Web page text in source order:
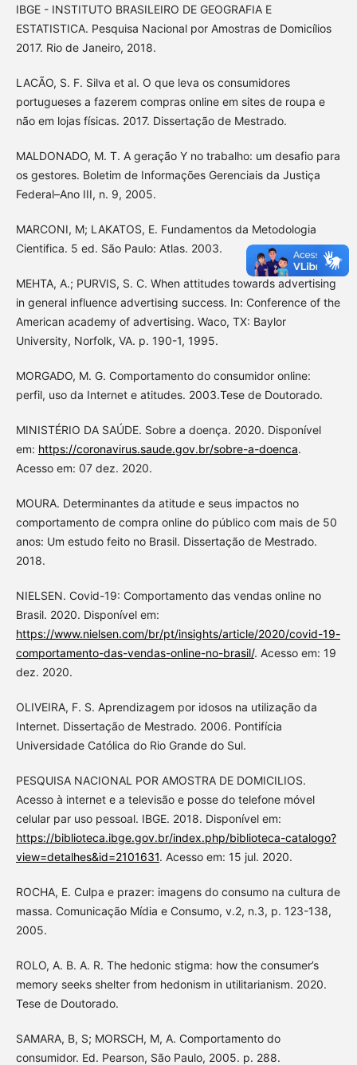
IBGE - INSTITUTO BRASILEIRO DE GEOGRAFIA E
ESTATISTICA. Pesquisa Nacional por Amostras de Domicílios
2017. Rio de Janeiro, 2018.
LACÃO, S. F. Silva et al. O que leva os consumidores
portugueses a fazerem compras online em sites de roupa e
não em lojas físicas. 2017. Dissertação de Mestrado.
MALDONADO, M. T. A geração Y no trabalho: um desafio para
os gestores. Boletim de Informações Gerenciais da Justiça
Federal–Ano III, n. 9, 2005.
MARCONI, M; LAKATOS, E. Fundamentos da Metodologia
Cientifica. 5 ed. São Paulo: Atlas. 2003.
MEHTA, A.; PURVIS, S. C. When attitudes towards advertising
in general influence advertising success. In: Conference of the
American academy of advertising. Waco, TX: Baylor
University, Norfolk, VA. p. 190-1, 1995.
MORGADO, M. G. Comportamento do consumidor online:
perfil, uso da Internet e atitudes. 2003.Tese de Doutorado.
MINISTÉRIO DA SAÚDE. Sobre a doença. 2020. Disponível
em: https://coronavirus.saude.gov.br/sobre-a-doenca.
Acesso em: 07 dez. 2020.
MOURA. Determinantes da atitude e seus impactos no
comportamento de compra online do público com mais de 50
anos: Um estudo feito no Brasil. Dissertação de Mestrado.
2018.
NIELSEN. Covid-19: Comportamento das vendas online no
Brasil. 2020. Disponível em:
https://www.nielsen.com/br/pt/insights/article/2020/covid-19-
comportamento-das-vendas-online-no-brasil/. Acesso em: 19
dez. 2020.
OLIVEIRA, F. S. Aprendizagem por idosos na utilização da
Internet. Dissertação de Mestrado. 2006. Pontifícia
Universidade Católica do Rio Grande do Sul.
PESQUISA NACIONAL POR AMOSTRA DE DOMICILIOS.
Acesso à internet e a televisão e posse do telefone móvel
celular par uso pessoal. IBGE. 2018. Disponível em:
https://biblioteca.ibge.gov.br/index.php/biblioteca-catalogo?
view=detalhes&id=2101631. Acesso em: 15 jul. 2020.
ROCHA, E. Culpa e prazer: imagens do consumo na cultura de
massa. Comunicação Mídia e Consumo, v.2, n.3, p. 123-138,
2005.
ROLO, A. B. A. R. The hedonic stigma: how the consumer’s
memory seeks shelter from hedonism in utilitarianism. 2020.
Tese de Doutorado.
SAMARA, B, S; MORSCH, M, A. Comportamento do
consumidor. Ed. Pearson, São Paulo, 2005. p. 288.